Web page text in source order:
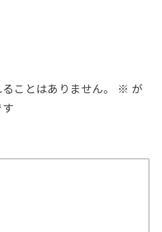
ことはありません。 ※ が